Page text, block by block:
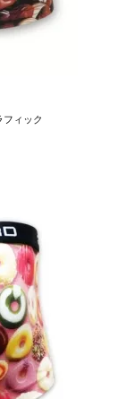
ィック